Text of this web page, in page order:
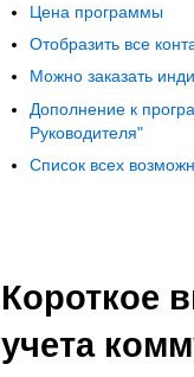
Цена программы
Отобразить все
Можно заказать
Дополнение к
Руководителя"
Список всех
Короткое
учета